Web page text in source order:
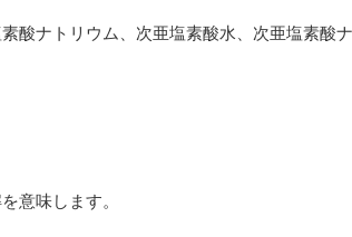
酸ナトリウム、次亜塩素酸水、次亜塩素酸
意味します。